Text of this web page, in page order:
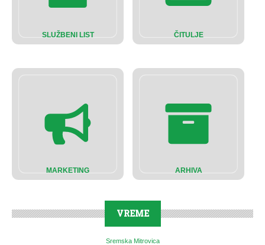
SLUŽBENI LIST ČITULJE
MARKETING ARHIVA
VREME
Sremska Mitrovica